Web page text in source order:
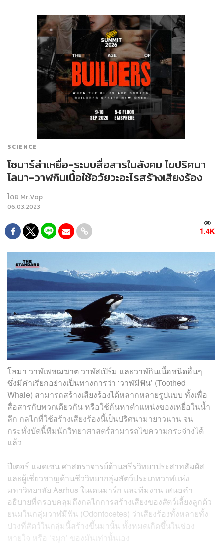
SCIENCE
โซนาร์ล่าเหยื่อ-ระบบสื่อสารในสังคม ไขปริศนา​
โลมา-วาฬกินเนื้อใช้อวัยวะอะไรสร้างเสียงร้อง
โดย Mr.Vop
06.03.2023
1.4K
โลมา วาฬเพชฌฆาต วาฬสเปิร์ม และวาฬกินเนื้อชนิดอื่นๆ
ซึ่งมีคำเรียก​อย่างเป็นทางการ​ว่า ‘วาฬมีฟัน’ (Toothed
Whale)​ สามารถสร้างเสียงร้องได้หลากหลายรูปแบบ ​ทั้งเพื่อ
สื่อสารกับพวกเดียวกัน หรือใช้ค้นหาตำแหน่งของเหยื่อในน้ำ
ลึก กลไกที่ใช้สร้างเสียงร้องนี้เป็นปริศนา​มายาวนาน จน
กระทั่งบัดนี้​ทีมนัก​วิทยาศาสตร์​สามารถไขความกระจ่างได้
แล้ว
ปีเตอร์ แมดเซน ศาสตราจารย์ด้านสรีรวิทยาประสาทสัมผัส
และผู้เชี่ยวชาญด้านชีววิทยากลุ่มสัตว์​ประเภทวาฬแห่ง
มหาวิทยาลัย Aarhus ในเดนมาร์ก และทีมงาน เสนอคำ
อธิบายที่ครอบคลุมถึงกลไกการสร้างเสียงของสัตว์​เลี้ยงลูก​ด้ว​
ยนม​ในกลุ่มวาฬมีฟัน (Odontocetes) ​ว่าเสียงร้องทั้งหลายทั้ง
ปวงที่สัตว์​ในกลุ่มนี้สร้างขึ้นมานั้น ทั้งหมดเกิดขึ้นในช่อง
หายใจ หรือ ‘จมูก’ ของมันเท่านั้นเอง